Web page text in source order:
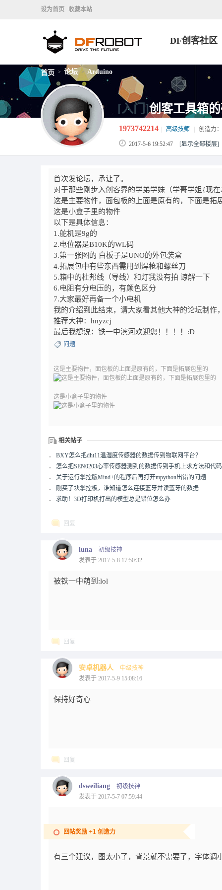
设为首页 收藏本站
DF创客社区
首页 > 论坛 > Arduino
[入门]创客工具箱
1973742214 高级技师 创造力：
2017-5-6 19:52:47 [显示全部楼层]
首次发论坛，承让了。
对于那些刚步入创客界的学弟学妹（学哥学姐{现
这是主要物件，面包板的上面是原有的，下面是拓
这是小盒子里的物件
以下是具体信息：
1.舵机是9g的
2.电位器是B10K的WL码
3.第一张图的 白板子是UNO的外包装盒
4.拓展包中有些东西需用到焊枪和螺丝刀
5.箱中的杜邦线（导线）和灯我没有拍 谅解一下
6.电阻有分电压的，有颜色区分
7.大家最好再备一个小电机
我的介绍到此结束，请大家看其他大神的论坛制作
推荐大神：hnyzcj
最后我想说：铁一中滨河欢迎您！！！！:D
问题
这是主要物件，面包板的上面是原有的，下面是拓展包里的
这是小盒子里的物件
相关帖子
． BXY怎么把dht11温湿度传感器的数据传到物联网平台？
． 怎么把SEN0203心率传感器测到的数据传到手机上求方法和代码
． 关于运行掌控版Mind+的程序后再打开mpython出错的问题
．
刚买了块掌控板，谁知道怎么连接蓝牙并读蓝牙的数据
． 求助！3D打印机打出的模型总是错位怎么办
回复
luna
初级技神
发表于 2017-5-8 17:50:32
被铁一中萌到:lol
回复
安卓机器人
中级技神
发表于 2017-5-9 15:08:16
保持好奇心
回复
dsweiliang
初级技神
发表于 2017-5-7 07:59:44
回帖奖励 +1 创造力
有三个建议，图太小了，背景就不需要了，字体调